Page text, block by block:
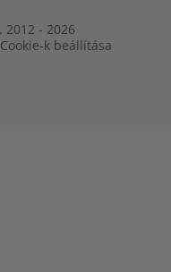
- 2026
Cookie-k beállítása